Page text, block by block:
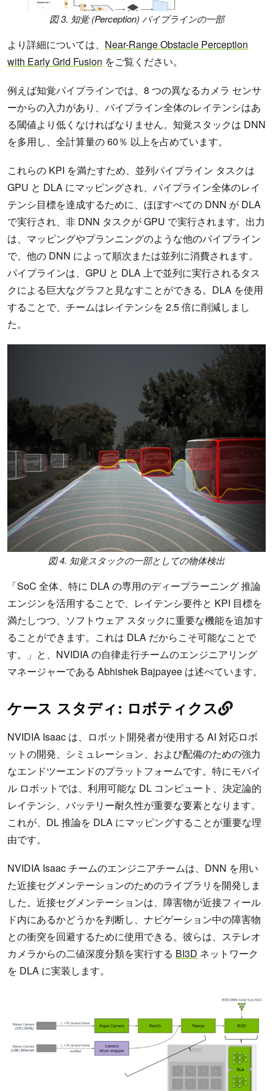
図 3. 知覚 (Perception) パイプラインの一部
より詳細については、 Near-Range Obstacle Perception
with Early Grid Fusion をご覧ください。
例えば知覚パイプラインでは、8 つの異なるカメラ センサ
ーからの入力があり、パイプライン全体のレイテンシはあ
る閾値より低くなければなりません。知覚スタックは DNN
を多用し、全計算量の 60％ 以上を占めています。
これらの KPI を満たすため、並列パイプライン タスクは
GPU と DLA にマッピングされ、パイプライン全体のレイ
テンシ目標を達成するために、ほぼすべての DNN が DLA
で実行され、非 DNN タスクが GPU で実行されます。出力
は、マッピングやプランニングのような他のパイプライン
で、他の DNN によって順次または並列に消費されます。
パイプラインは、GPU と DLA 上で並列に実行されるタス
クによる巨大なグラフと見なすことができる。DLA を使用
することで、チームはレイテンシを 2.5 倍に削減しまし
た。
図 4. 知覚スタックの一部としての物体検出
「SoC 全体、特に DLA の専用のディープラーニング 推論
エンジンを活用することで、レイテンシ要件と KPI 目標を
満たしつつ、ソフトウェア スタックに重要な機能を追加す
ることができます。これは DLA だからこそ可能なことで
す。」と、NVIDIA の自律走行チームのエンジニアリング
マネージャーである Abhishek Bajpayee は述べています。
ケース スタディ: ロボティクス
NVIDIA Isaac は、ロボット開発者が使用する AI 対応ロボ
ットの開発、シミュレーション、および配備のための強力
なエンドツーエンドのプラットフォームです。特にモバイ
ル ロボットでは、利用可能な DL コンピュート、決定論的
レイテンシ、バッテリー耐久性が重要な要素となります。
これが、DL 推論を DLA にマッピングすることが重要な理
由です。
NVIDIA Isaac チームのエンジニアチームは、DNN を用い
た近接セグメンテーションのためのライブラリを開発しま
した。近接セグメンテーションは、障害物が近接フィール
ド内にあるかどうかを判断し、ナビゲーション中の障害物
との衝突を回避するために使用できる。彼らは、ステレオ
カメラからの二値深度分類を実行する BI3D ネットワーク
を DLA に実装します。